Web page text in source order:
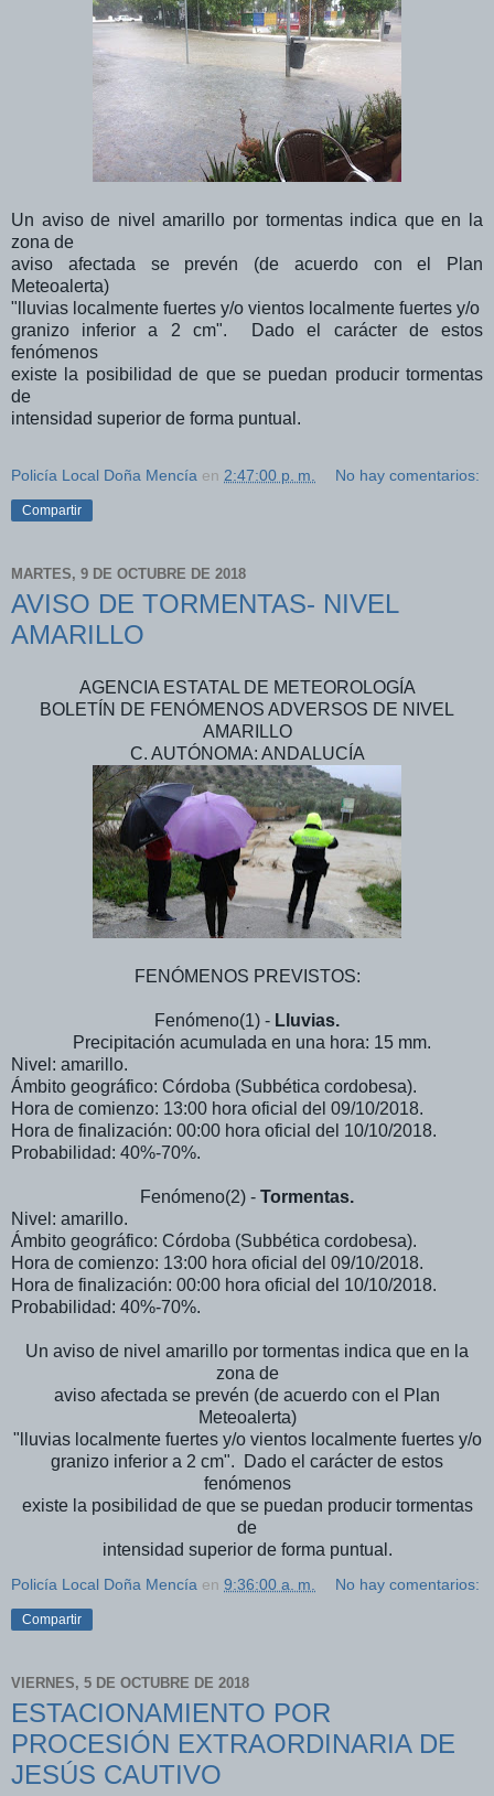
Un aviso de nivel amarillo por tormentas indica que en la
zona de
aviso afectada se prevén (de acuerdo con el Plan
Meteoalerta)
"lluvias localmente fuertes y/o vientos localmente fuertes y/o
granizo inferior a 2 cm". Dado el carácter de estos
fenómenos
existe la posibilidad de que se puedan producir tormentas
de
intensidad superior de forma puntual.
Policía Local Doña Mencía en 2:47:00 p. m. No hay comentarios:
Compartir
MARTES, 9 DE OCTUBRE DE 2018
AVISO DE TORMENTAS- NIVEL
AMARILLO
AGENCIA ESTATAL DE METEOROLOGÍA
BOLETÍN DE FENÓMENOS ADVERSOS DE NIVEL
AMARILLO
C. AUTÓNOMA: ANDALUCÍA
FENÓMENOS PREVISTOS:
Fenómeno(1) - Lluvias.
Precipitación acumulada en una hora: 15 mm.
Nivel: amarillo.
Ámbito geográfico: Córdoba (Subbética cordobesa).
Hora de comienzo: 13:00 hora oficial del 09/10/2018.
Hora de finalización: 00:00 hora oficial del 10/10/2018.
Probabilidad: 40%-70%.
Fenómeno(2) - Tormentas.
Nivel: amarillo.
Ámbito geográfico: Córdoba (Subbética cordobesa).
Hora de comienzo: 13:00 hora oficial del 09/10/2018.
Hora de finalización: 00:00 hora oficial del 10/10/2018.
Probabilidad: 40%-70%.
Un aviso de nivel amarillo por tormentas indica que en la
zona de
aviso afectada se prevén (de acuerdo con el Plan
Meteoalerta)
"lluvias localmente fuertes y/o vientos localmente fuertes y/o
granizo inferior a 2 cm". Dado el carácter de estos
fenómenos
existe la posibilidad de que se puedan producir tormentas
de
intensidad superior de forma puntual.
Policía Local Doña Mencía en 9:36:00 a. m. No hay comentarios:
Compartir
VIERNES, 5 DE OCTUBRE DE 2018
ESTACIONAMIENTO POR
PROCESIÓN EXTRAORDINARIA DE
JESÚS CAUTIVO